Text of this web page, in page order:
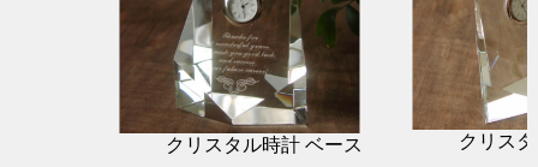
クリスタル時計 ベース クリス